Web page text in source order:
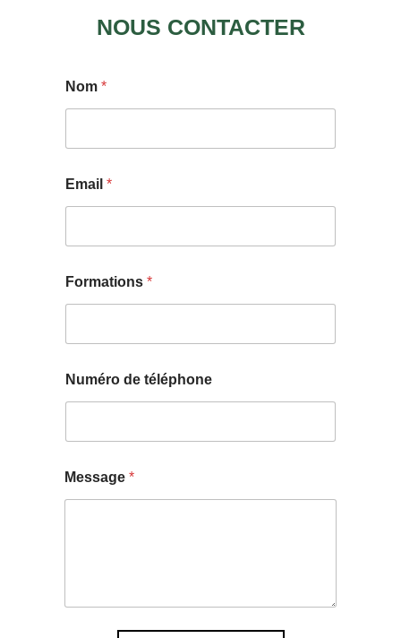
NOUS CONTACTER
Nom *
Email *
Formations *
Numéro de téléphone
Message *